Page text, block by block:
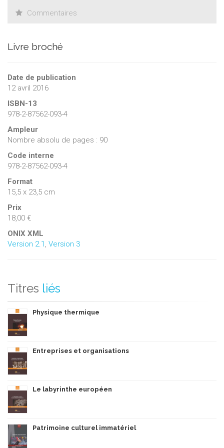
Commentaires
Livre broché
Date de publication
12 avril 2016
ISBN-13
978-2-87562-093-4
Ampleur
Nombre absolu de pages : 90
Code interne
978-2-87562-093-4
Format
15,5 x 23,5 cm
Prix
18,00 €
ONIX XML
Version 2.1 Version 3
Titres liés
Physique thermique
Entreprises et organisations
Le labyrinthe européen
Patrimoine culturel immatériel